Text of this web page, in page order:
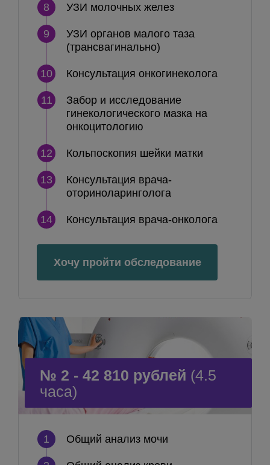
8 УЗИ молочных желез
9
УЗИ органов малого таза
(трансвагинально)
10 Консультация онкогинеколога
11
Забор и исследование
гинекологического мазка на
онкоцитологию
12 Кольпоскопия шейки матки
13
Консультация врача-
оториноларинголога
14 Консультация врача-онколога
Хочу пройти обследование
№ 2 - 42 810 рублей (4.5
часа)
1 Общий анализ мочи